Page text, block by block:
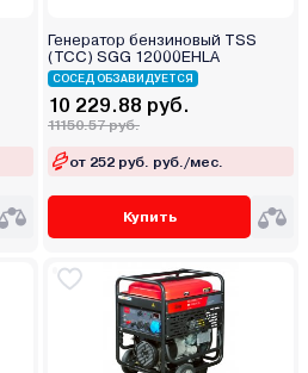
Генератор бензиновый TSS
(TCC) SGG 12000EHLA
СОСЕД ОБЗАВИДУЕТСЯ
10 229.88 руб.
11150.57 руб.
от 252 руб. руб./мес.
Купить